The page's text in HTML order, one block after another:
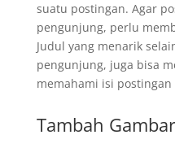
suatu postingan. Agar
pengunjung, perlu
Judul yang menarik
pengunjung, juga bisa
memahami isi postingan
Tambah